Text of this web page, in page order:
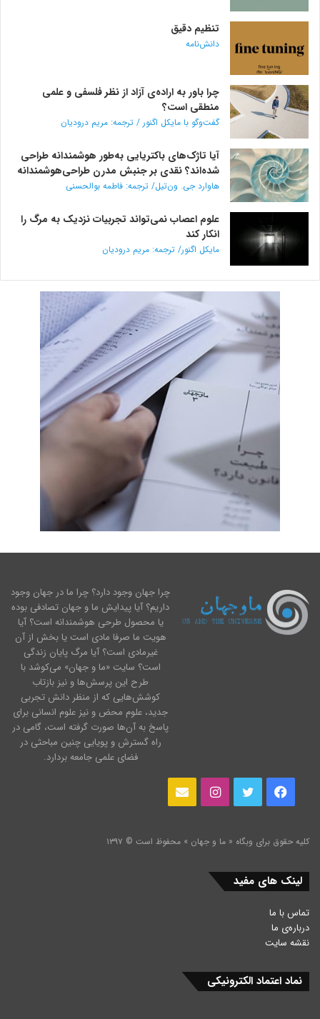
تنظیم دقیق
دانش‌نامه
چرا باور به اراده‌ی آزاد از نظر فلسفی و علمی
منطقی است؟
گفت‌وگو با مایکل اگنور / ترجمه: مریم درودیان
آیا تاژک‌های باکتریایی به‌طور هوشمندانه طراحی
شده‌اند؟ نقدی بر جنبش مدرن طراحی‌هوشمندانه
هاوارد جی. ون‌تیل/ ترجمه: فاطمه بوالحسنی
علوم اعصاب نمی‌تواند تجربیات نزدیک به مرگ را
انکار کند
مایکل اگنور/ ترجمه: مریم درودیان
چرا جهان وجود دارد؟ چرا ما در جهان وجود
داریم؟ آیا پیدایش ما و جهان تصادفی بوده
یا محصول طرحی هوشمندانه است؟ آیا
هویت ما صرفا مادی است یا بخش از آن
غیرمادی است؟ آیا مرگ پایان زندگی
است؟ سایت «ما و جهان» می‌کوشد با
طرح این پرسش‌ها و نیز بازتاب
کوشش‌هایی که از منظر دانش تجربی
جدید، علوم محض و نیز علوم انسانی برای
پاسخ به آن‌ها صورت گرفته است، گامی در
راه گسترش و پویایی چنین مباحثی در
فضای علمی جامعه بردارد.
فیس
توییتراینستاگرامایمیل
کلیه حقوق برای وبگاه « ما و جهان » محفوظ است © ۱۳۹۷
لینک های مفید
تماس با ما
درباره‌ی ما
نقشه سایت
نماد اعتماد الکترونیکی